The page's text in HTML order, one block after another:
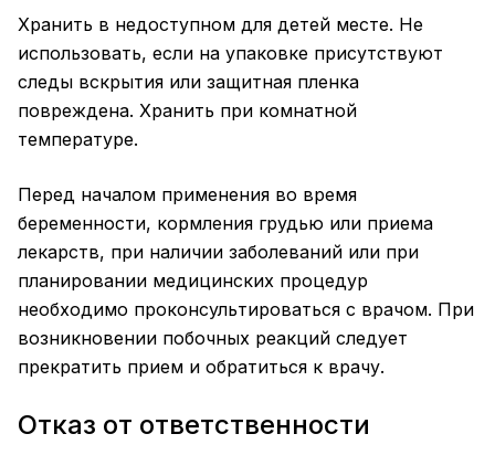
Хранить в недоступном для детей месте. Не
использовать, если на упаковке присутствуют
следы вскрытия или защитная пленка
повреждена. Хранить при комнатной
температуре.
Перед началом применения во время
беременности, кормления грудью или приема
лекарств, при наличии заболеваний или при
планировании медицинских процедур
необходимо проконсультироваться с врачом. При
возникновении побочных реакций следует
прекратить прием и обратиться к врачу.
Отказ от ответственности